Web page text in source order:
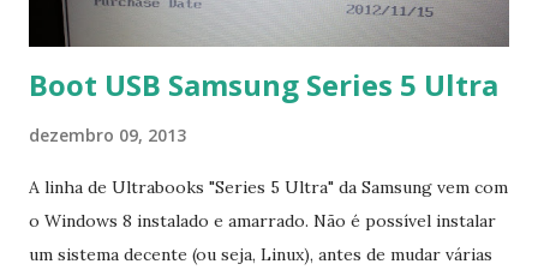
Boot USB Samsung Series 5 Ultra
dezembro 09, 2013
A linha de Ultrabooks "Series 5 Ultra" da Samsung vem com
o Windows 8 instalado e amarrado. Não é possível instalar
um sistema decente (ou seja, Linux), antes de mudar várias